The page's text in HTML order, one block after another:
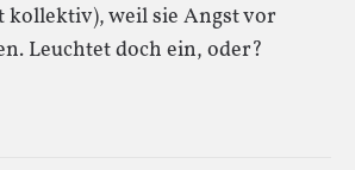
kollektiv), weil sie Angst vor
Leuchtet doch ein, oder?